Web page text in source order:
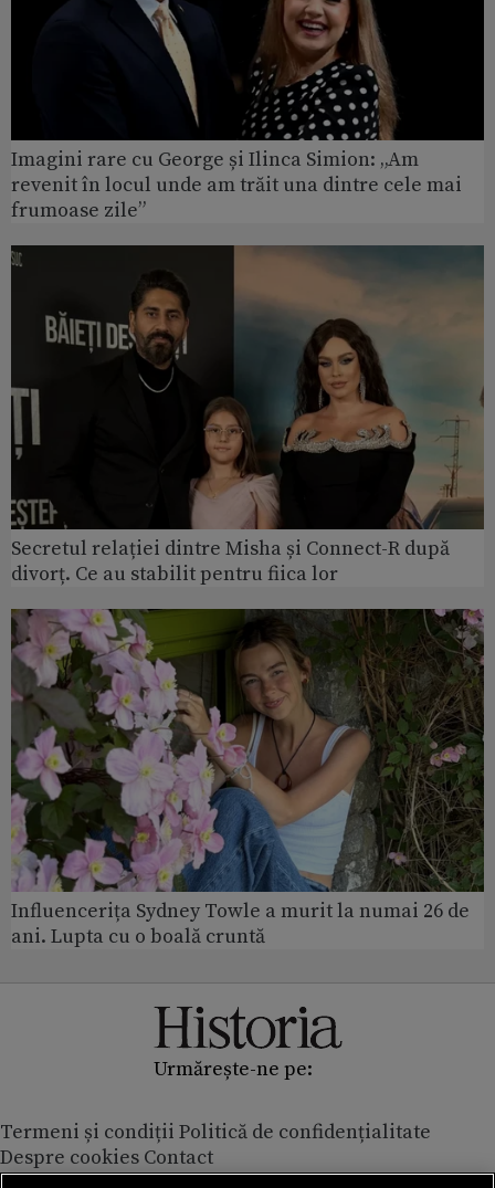
Imagini rare cu George și Ilinca Simion: „Am
revenit în locul unde am trăit una dintre cele mai
frumoase zile”
Secretul relației dintre Misha și Connect-R după
divorț. Ce au stabilit pentru fiica lor
Influencerița Sydney Towle a murit la numai 26 de
ani. Lupta cu o boală cruntă
Urmărește-ne pe:
Termeni și condiții Politică de confidențialitate
Despre cookies Contact